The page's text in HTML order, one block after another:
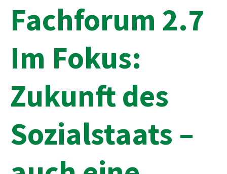
Fachforum 2.7
Im Fokus:
Zukunft des
Sozialstaats –